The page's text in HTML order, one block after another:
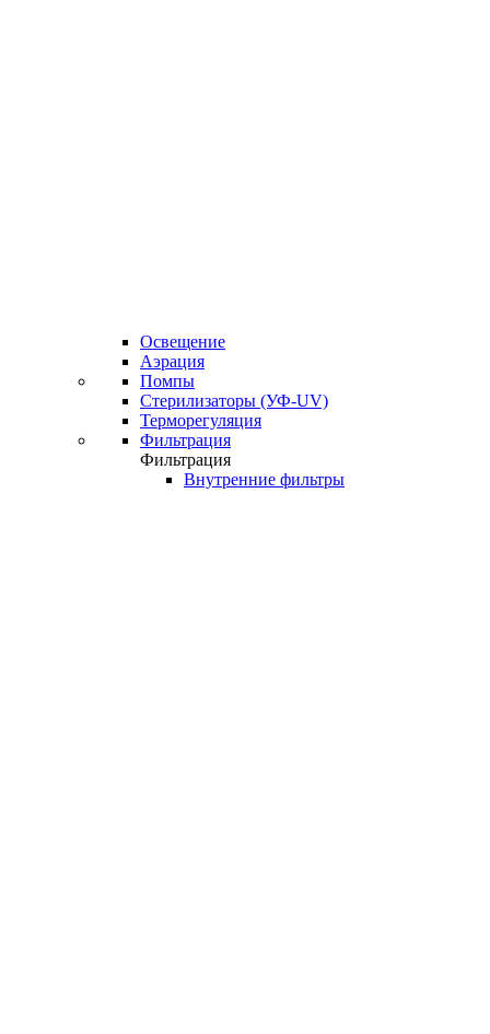
Освещение
Аэрация
Помпы
Стерилизаторы (УФ-UV)
Терморегуляция
Фильтрация
Фильтрация
Внутренние фильтры